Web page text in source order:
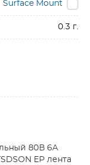
Surface Mount
0.3 г.
80В 6A
EP лента